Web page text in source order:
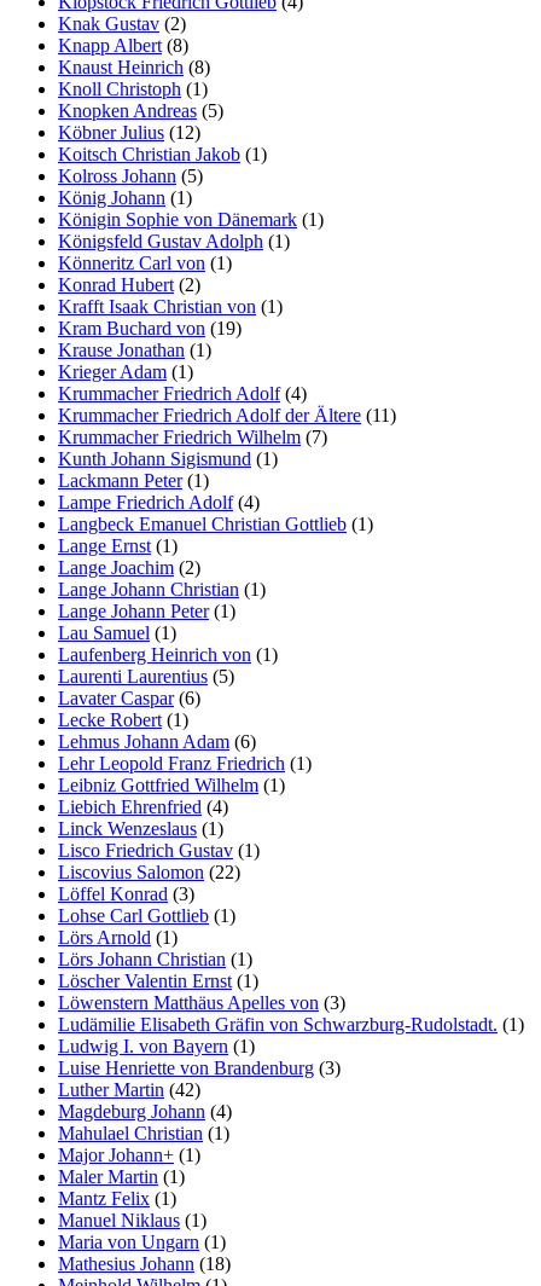
Knak Gustav (2)
Knapp Albert(8)
Knaust Heinrich (8)
Knoll Christoph (1)
Knopken Andreas (5)
Köbner Julius (12)
Koitsch Christian Jakob (1)
Kolross Johann (5)
König Johann (1)
Königin Sophie von Dänemark (1)
Königsfeld Gustav Adolph (1)
Könneritz Carl von (1)
Konrad Hubert(2)
Krafft Isaak Christian von (1)
Kram Buchard von (19)
Krause Jonathan (1)
Krieger Adam (1)
Krummacher Friedrich Adolf(4)
Krummacher Friedrich Adolf der Ältere (11)
Krummacher Friedrich Wilhelm (7)
Kunth Johann Sigismund (1)
Lackmann Peter(1)
Lampe Friedrich Adolf(4)
Langbeck Emanuel Christian Gottlieb (1)
Lange Ernst(1)
Lange Joachim (2)
Lange Johann Christian (1)
Lange Johann Peter(1)
Lau Samuel (1)
Laufenberg Heinrich von (1)
Laurenti Laurentius (5)
Lavater Caspar(6)
Lecke Robert(1)
Lehmus Johann Adam (6)
Lehr Leopold Franz Friedrich (1)
Leibniz Gottfried Wilhelm (1)
Liebich Ehrenfried (4)
Linck Wenzeslaus (1)
Lisco Friedrich Gustav (1)
Liscovius Salomon (22)
Löffel Konrad (3)
Lohse Carl Gottlieb (1)
Lörs Arnold (1)
Lörs Johann Christian (1)
Löscher Valentin Ernst(1)
Löwenstern Matthäus Apelles von (3)
Ludämilie Elisabeth Gräfin von Schwarzburg-Rudolstadt. (1)
Ludwig I. von Bayern (1)
Luise Henriette von Brandenburg (3)
Luther Martin (42)
Magdeburg Johann (4)
Mahulael Christian (1)
Major Johann+ (1)
Maler Martin (1)
Mantz Felix (1)
Manuel Niklaus (1)
Maria von Ungarn (1)
Mathesius Johann (18)